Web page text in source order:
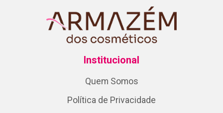
Institucional
Quem Somos
Política de Privacidade